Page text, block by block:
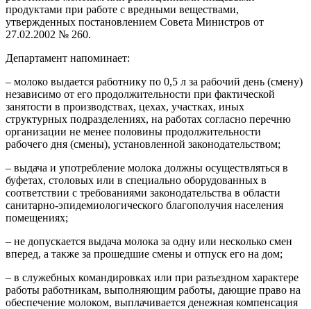
продуктами при работе с вредными веществами,
утвержденных постановлением Совета Министров от
27.02.2002 № 260.
Департамент напоминает:
– молоко выдается работнику по 0,5 л за рабочий день (смену)
независимо от его продолжительности при фактической
занятости в производствах, цехах, участках, иных
структурных подразделениях, на работах согласно перечню
организации не менее половины продолжительности
рабочего дня (смены), установленной законодательством;
– выдача и употребление молока должны осуществляться в
буфетах, столовых или в специально оборудованных в
соответствии с требованиями законодательства в области
санитарно-эпидемиологического благополучия населения
помещениях;
– не допускается выдача молока за одну или несколько смен
вперед, а также за прошедшие смены и отпуск его на дом;
– в служебных командировках или при разъездном характере
работы работникам, выполняющим работы, дающие право на
обеспечение молоком, выплачивается денежная компенсация